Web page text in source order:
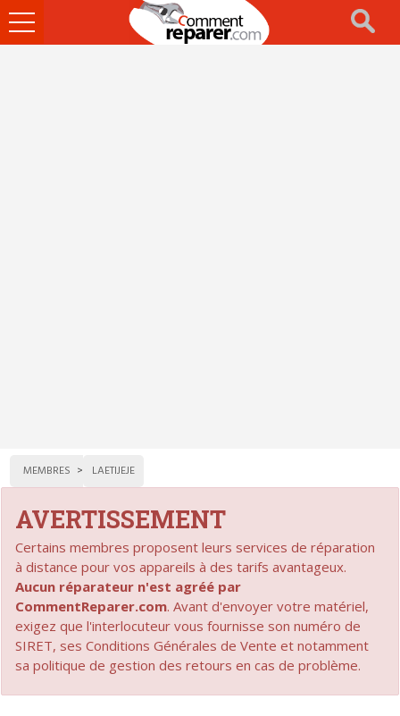
Ouvrir
le
MEMBRES LAETIJEJE
AVERTISSEMENT
Certains membres proposent leurs services de réparation
à distance pour vos appareils à des tarifs avantageux.
Aucun réparateur n'est agréé par
CommentReparer.com. Avant d'envoyer votre matériel,
exigez que l'interlocuteur vous fournisse son numéro de
SIRET, ses Conditions Générales de Vente et notamment
sa politique de gestion des retours en cas de problème.